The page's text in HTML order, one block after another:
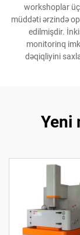
workshoplar
müddəti ərzində
edilmişdir.
monitorinq
dəqiqliyini
Yeni